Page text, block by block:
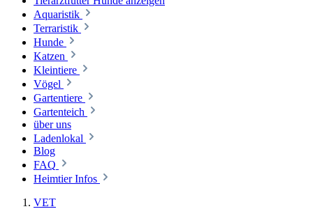
Aquaristik
Terraristik
Hunde
Katzen
Kleintiere
Vögel
Gartentiere
Gartenteich
über uns
Ladenlokal
Blog
FAQ
Heimtier Infos
VET